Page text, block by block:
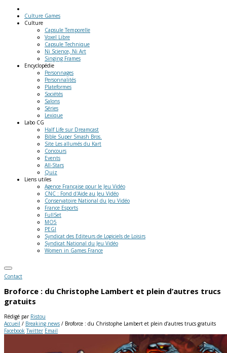
Culture Games
Culture
Capsule Temporelle
Voxel Libre
Capsule Technique
Ni Science, Ni Art
Singing Frames
Encyclopédie
Personnages
Personnalités
Plateformes
Sociétés
Salons
Séries
Lexique
Labo CG
Half Life sur Dreamcast
Bible Super Smash Bros.
Site Les allumés du Kart
Concours
Events
All-Stars
Quiz
Liens utiles
Agence Française pour le Jeu Vidéo
CNC : Fond d'Aide au Jeu Vidéo
Conservatoire National du Jeu Vidéo
France Esports
FullSet
MO5
PEGI
Syndicat des Editeurs de Logiciels de Loisirs
Syndicat National du Jeu Vidéo
Women in Games France
Contact
Broforce : du Christophe Lambert et plein d’autres trucs
gratuits
Rédigé par Ristou
Accueil / Breaking news / Broforce : du Christophe Lambert et plein d’autres trucs gratuits
Facebook Twitter Email